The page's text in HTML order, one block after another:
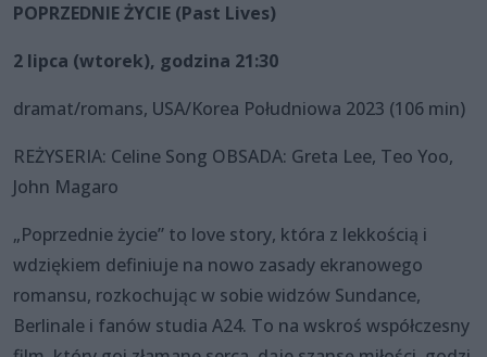
POPRZEDNIE ŻYCIE (Past Lives)
2 lipca (wtorek), godzina 21:30
dramat/romans, USA/Korea Południowa 2023 (106 min)
REŻYSERIA: Celine Song OBSADA: Greta Lee, Teo Yoo,
John Magaro
„Poprzednie życie” to love story, która z lekkością i
wdziękiem definiuje na nowo zasady ekranowego
romansu, rozkochując w sobie widzów Sundance,
Berlinale i fanów studia A24. To na wskroś współczesny